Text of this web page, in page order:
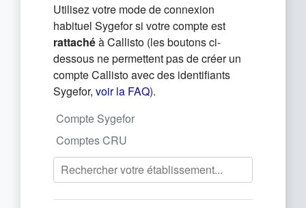
Utilisez votre mode de connexion
habituel Sygefor si votre compte est
rattachéà Callisto (les boutons ci-
dessous ne permettent pas de créer un
compte Callisto avec des identifiants
Sygefor, voir la FAQ(s'ouvre dans un nouvel onglet)
).
Compte Sygefor
Comptes CRU